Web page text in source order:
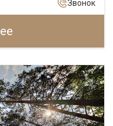
Звонок